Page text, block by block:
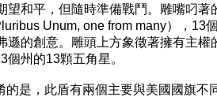
望和平，但隨時準備戰鬥。雕嘴叼著
Unum, one from many），13
遜的創意。雕頭上方象徵著擁有主權
州的13顆五角星。
是，此盾有兩個主要與美國國旗不